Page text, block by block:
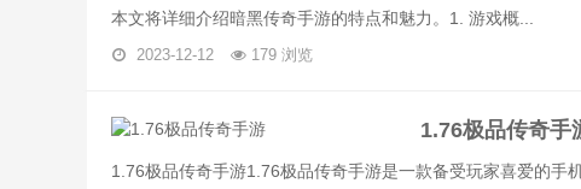
本文将详细介绍暗黑传奇手游的特点和魅力。1. 游戏概...
2023-12-12 179 浏览
1.76极品传奇手
1.76极品传奇手游1.76极品传奇手游是一款备受玩家喜爱的手